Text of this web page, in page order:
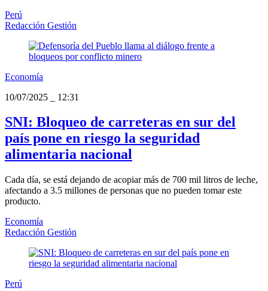
Perú
Redacción Gestión
Economía
10/07/2025
12:31
SNI: Bloqueo de carreteras en sur del
país pone en riesgo la seguridad
alimentaria nacional
Cada día, se está dejando de acopiar más de 700 mil litros de leche,
afectando a 3.5 millones de personas que no pueden tomar este
producto.
Economía
Redacción Gestión
Perú